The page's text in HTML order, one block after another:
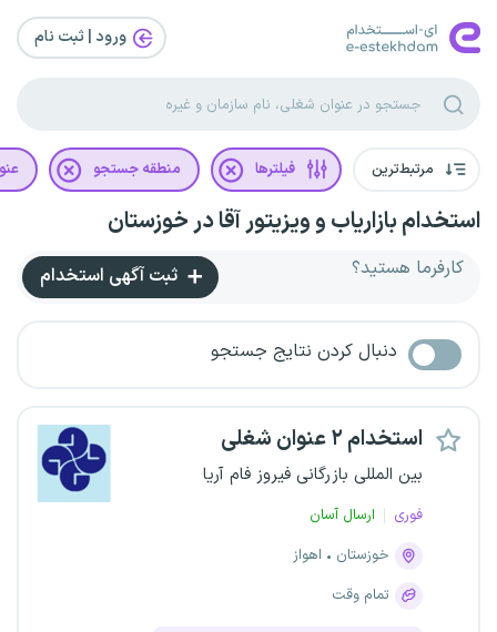
ورود | ثبت‌ نام
مرتبط‌ترین فیلترها منطقه جستجو
استخدام بازاریاب و ویزیتور آقا در خوزستان
کارفرما هستید؟ ثبت آگهی استخدام
دنبال کردن نتایج جستجو
استخدام ۲ عنوان شغلی
بین المللی بازرگانی فیروز فام آریا
فوری
ارسال آسان
خوزستان
اهواز
تمام وقت